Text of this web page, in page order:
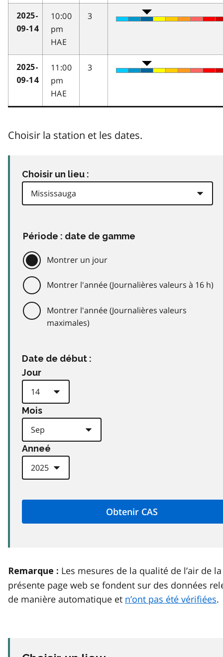
2025-
09-14
10:00
pm
HAE
3
2025-
09-14
11:00
pm
HAE
3
Choisir la station et les dates.
Choisir un lieu :
Période : date de gamme
Montrer un jour
Montrer l'année (Journalières valeurs à 16 h)
Montrer l'année (Journalières valeurs
maximales)
Date de début :
Jour
Mois
Anneé
Remarque : Les mesures de la qualité de l’air de la
présente page web se fondent sur des données
de manière automatique et n’ont pas été vérifiées.